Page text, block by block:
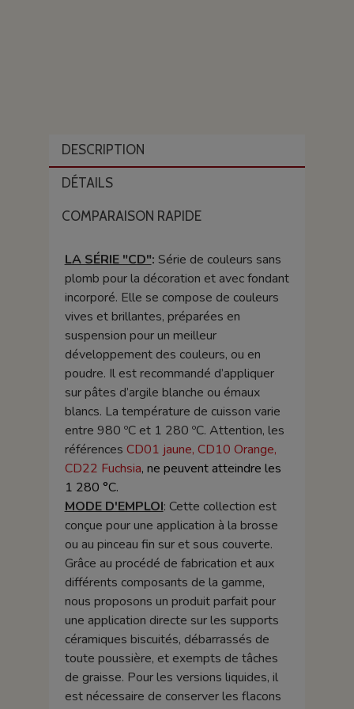
DESCRIPTION
DÉTAILS
COMPARAISON RAPIDE
LA SÉRIE "CD": Série de couleurs sans
plomb pour la décoration et avec fondant
incorporé. Elle se compose de couleurs
vives et brillantes, préparées en
suspension pour un meilleur
développement des couleurs, ou en
poudre. Il est recommandé d’appliquer
sur pâtes d’argile blanche ou émaux
blancs. La température de cuisson varie
entre 980 ºC et 1 280 ºC. Attention, les
références CD01 jaune, CD10 Orange,
CD22 Fuchsia, ne peuvent atteindre les
1 280 °C.
MODE D'EMPLOI: Cette collection est
conçue pour une application à la brosse
ou au pinceau fin sur et sous couverte.
Grâce au procédé de fabrication et aux
différents composants de la gamme,
nous proposons un produit parfait pour
une application directe sur les supports
céramiques biscuités, débarrassés de
toute poussière, et exempts de tâches
de graisse. Pour les versions liquides, il
est nécessaire de conserver les flacons